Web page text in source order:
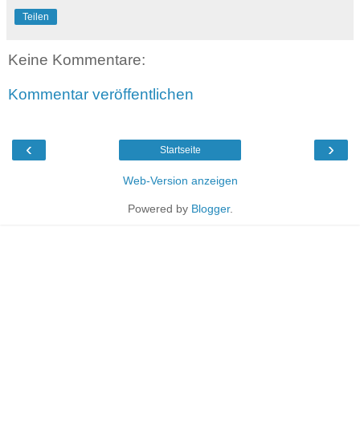
Teilen
Keine Kommentare:
Kommentar veröffentlichen
‹ ›
Startseite
Web-Version anzeigen
Powered by Blogger.